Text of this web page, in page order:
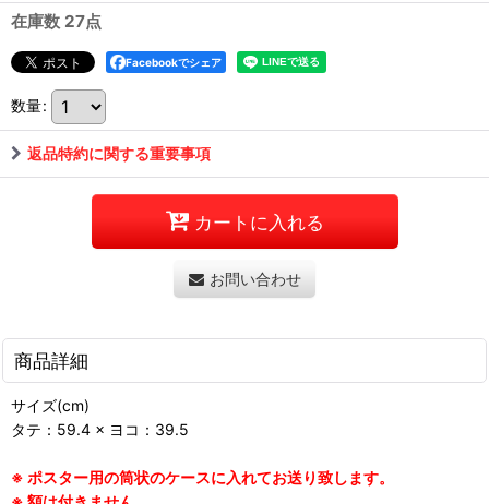
在庫数 27点
Facebookでシェア
数量:
返品特約に関する重要事項
カートに入れる
お問い合わせ
商品詳細
サイズ(cm)
タテ：59.4 × ヨコ：39.5
※ ポスター用の筒状のケースに入れてお送り致します。